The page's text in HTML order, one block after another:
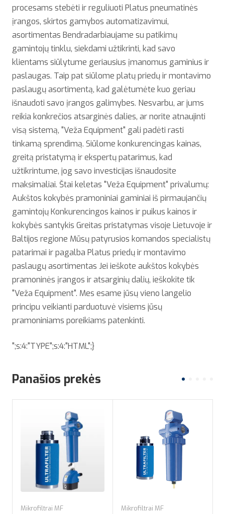
procesams stebėti ir reguliuoti Platus pneumatinės
įrangos, skirtos gamybos automatizavimui,
asortimentas Bendradarbiaujame su patikimų
gamintojų tinklu, siekdami užtikrinti, kad savo
klientams siūlytume geriausius įmanomus gaminius ir
paslaugas. Taip pat siūlome platų priedų ir montavimo
paslaugų asortimentą, kad galėtumėte kuo geriau
išnaudoti savo įrangos galimybes. Nesvarbu, ar jums
reikia konkrečios atsarginės dalies, ar norite atnaujinti
visą sistemą, "Veža Equipment" gali padėti rasti
tinkamą sprendimą. Siūlome konkurencingas kainas,
greitą pristatymą ir ekspertų patarimus, kad
užtikrintume, jog savo investicijas išnaudosite
maksimaliai. Štai keletas "Veža Equipment" privalumų:
Aukštos kokybės pramoniniai gaminiai iš pirmaujančių
gamintojų Konkurencingos kainos ir puikus kainos ir
kokybės santykis Greitas pristatymas visoje Lietuvoje ir
Baltijos regione Mūsų patyrusios komandos specialistų
patarimai ir pagalba Platus priedų ir montavimo
paslaugų asortimentas Jei ieškote aukštos kokybės
pramoninės įrangos ir atsarginių dalių, ieškokite tik
"Veža Equipment". Mes esame jūsų vieno langelio
principu veikianti parduotuvė visiems jūsų
pramoniniams poreikiams patenkinti.
";s:4:"TYPE";s:4:"HTML";}
Panašios prekės
Mikrofiltrai MF Mikrofiltrai MF